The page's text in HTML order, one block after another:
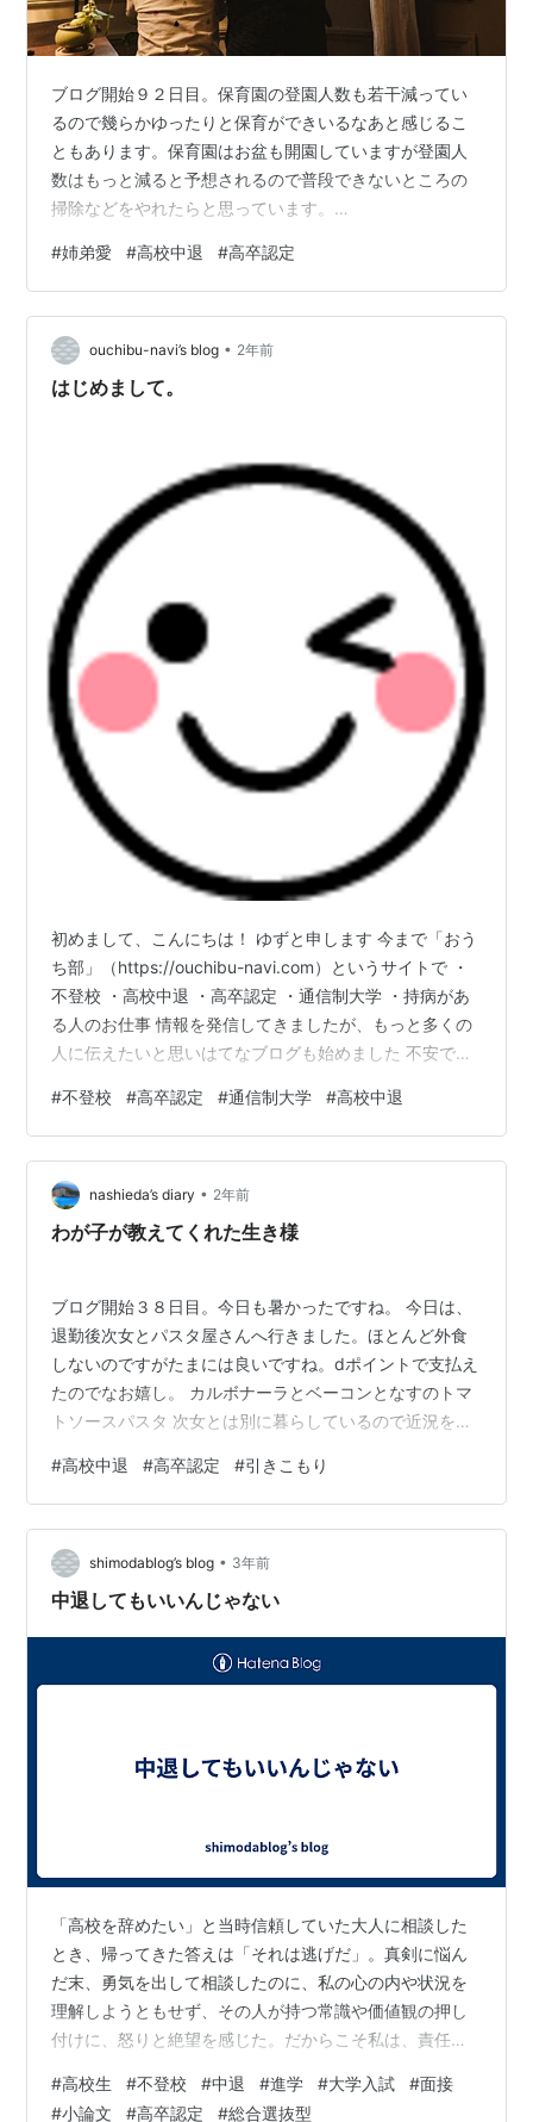
ブログ開始９２日目。保育園の登園人数も若干減ってい
るので幾らかゆったりと保育ができいるなあと感じるこ
ともあります。保育園はお盆も開園していますが登園人
数はもっと減ると予想されるので普段できないところの
掃除などをやれたらと思っています。
を綴っていきたいと思います。 昨日引きこもりの息子に
保健師さんの訪問がありました。2～３か月に一度のペー
スで自宅に訪問してくれて息子とお話をしてくれます。
最近の様子や今後やりたいことなどざっくばらんに話を
しているようです。私と2人暮らしで学校も行ってないの
#姉弟愛 #高校中退 #高卒認定
ouchibu-navi’s blog • 2年前
はじめまして。
初めまして、こんにちは！ ゆずと申します 今まで「おう
ち部」（https://ouchibu-navi.com）というサイトで ・
不登校 ・高校中退 ・高卒認定 ・通信制大学 ・持病があ
る人のお仕事 情報を発信してきましたが、もっと多くの
人に伝えたいと思いはてなブログも始めました 不安でい
嬉しいです。 よろしくお願いします 記事を更新するまで
に時間がかかってしまうので、とりあえずおすすめの記
事を載せておきますね！ 《不登校の記事》 ⇨【行く行く
詐欺？】不登校のわたしが学校へ行きたいのに行けなか
った理由 ⇨【重要かも】心の扉をひらくには？親子の
#不登校 #高卒認定 #通信制大学 #高校中退
nashieda’s diary • 2年前
わが子が教えてくれた生き様
ブログ開始３８日目。今日も暑かったですね。 今日は、
退勤後次女とパスタ屋さんへ行きました。ほとんど外食
しないのですがたまには良いですね。dポイントで支払え
たのでなお嬉し。 カルボナーラとベーコンとなすのトマ
トソースパスタ 次女とは別に暮らしているので近況を話
ため土日にオンラインで授業があるとのこと。勉強の忙
しい日々を送っているようですが充実しているようなの
で安心しました。 その彼女も人間関係でつまずきせっか
く入学した公立高校を2年1学期で中退。その時のことを
思うと胸が痛くなります。周りの大人たちから高校は卒
#高校中退 #高卒認定 #引きこもり
shimodablog’s blog • 3年前
中退してもいいんじゃない
「高校を辞めたい」と当時信頼していた大人に相談した
とき、帰ってきた答えは「それは逃げだ」。真剣に悩ん
だ末、勇気を出して相談したのに、私の心の内や状況を
理解しようともせず、その人が持つ常識や価値観の押し
付けに、怒りと絶望を感じた。だからこそ私は、責任を
りたい。その学生さんがいかなる決断をしようとも、そ
#高校生 #不登校 #中退 #進学 #大学入試 #面接
#小論文 #高卒認定 #総合選抜型